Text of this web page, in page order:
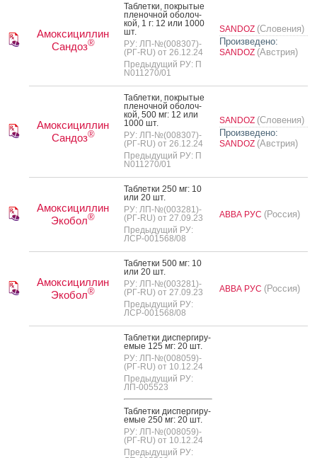
Амоксициллин
Сандоз®
Таб­летки, пок­ры­тые
пле­ноч­ной обо­лоч­
кой, 1 г: 12 или 1000
шт.
РУ: ЛП-№(008307)-
(РГ-RU) от 26.12.24
Предыдущий РУ: П
N011270/01
SANDOZ (Словения)
Произведено:
SANDOZ (Австрия)
Амоксициллин
Сандоз®
Таб­летки, пок­ры­тые
пле­ноч­ной обо­лоч­
кой, 500 мг: 12 или
1000 шт.
РУ: ЛП-№(008307)-
(РГ-RU) от 26.12.24
Предыдущий РУ: П
N011270/01
SANDOZ (Словения)
Произведено:
SANDOZ (Австрия)
Амоксициллин
Экобол®
Таб­летки 250 мг: 10
или 20 шт.
РУ: ЛП-№(003281)-
(РГ-RU) от 27.09.23
Предыдущий РУ:
ЛСР-001568/08
АВВА РУС (Россия)
Амоксициллин
Экобол®
Таб­летки 500 мг: 10
или 20 шт.
РУ: ЛП-№(003281)-
(РГ-RU) от 27.09.23
Предыдущий РУ:
ЛСР-001568/08
АВВА РУС (Россия)
Таб­летки дис­перги­ру­
емые 125 мг: 20 шт.
РУ: ЛП-№(008059)-
(РГ-RU) от 10.12.24
Предыдущий РУ:
ЛП-005523
Таб­летки дис­перги­ру­
емые 250 мг: 20 шт.
РУ: ЛП-№(008059)-
(РГ-RU) от 10.12.24
Предыдущий РУ: